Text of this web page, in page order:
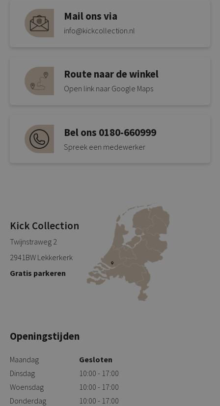
Mail ons via
info@kickcollection.nl
Route naar de winkel
Open link naar Google Maps
Bel ons 0180-660999
Spreek een medewerker
Kick Collection
Twijnstraweg 2
2941BW Lekkerkerk
Gratis parkeren
Openingstijden
Maandag
Gesloten
Dinsdag
10:00 - 17:00
Woensdag
10:00 - 17:00
Donderdag
10:00 - 17:00